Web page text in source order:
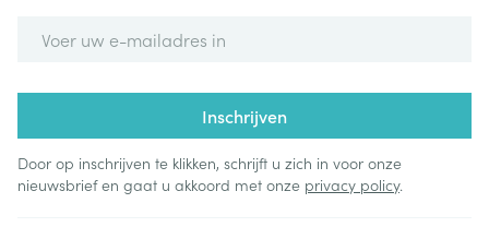
Inschrijven
Door op inschrijven te klikken, schrijft u zich in voor onze
nieuwsbrief en gaat u akkoord met onze privacy policy.